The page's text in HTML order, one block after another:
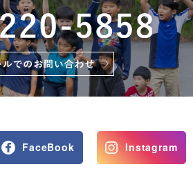
FaceBook Instagram